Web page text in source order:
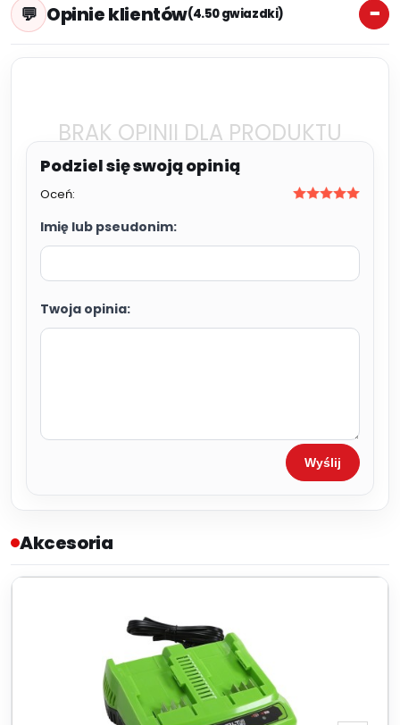
Opinie klientów(4.50 gwiazdki)
BRAK OPINII DLA PRODUKTU
Oceń:
Imię lub pseudonim:
Twoja opinia:
Wyślij
Akcesoria